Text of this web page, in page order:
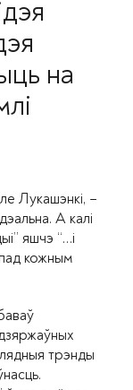
на
Лукашэнкі, –
А калі
яшчэ “…і
пад кожным
трэнды